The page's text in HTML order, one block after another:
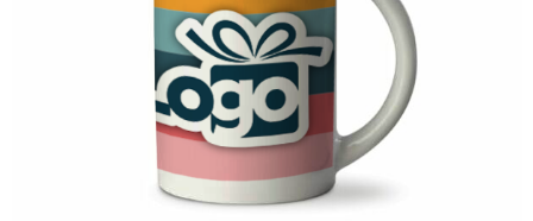
Outdoor en vrije tijd
Gereedschap en veiligheid